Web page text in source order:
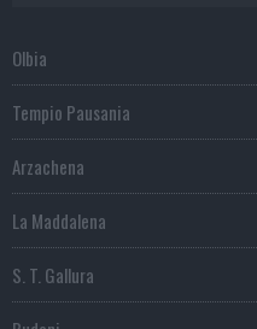
Olbia
Tempio Pausania
Arzachena
La Maddalena
S. T. Gallura